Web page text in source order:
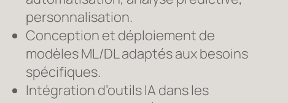
personnalisation.
Conception et déploiement de
modèles ML/DL adaptés aux besoins
spécifiques.
Intégration d’outils IA dans les